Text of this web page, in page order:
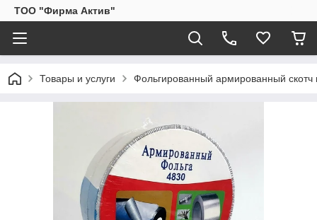
ТОО "Фирма Актив"
Товары и услуги Фольгированный армированный